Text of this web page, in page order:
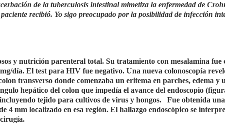
de la tuberculosis intestinal mimetiza la enfermedad de
recibió. Yo sigo preocupado por la posibilidad de infección
y nutrición parenteral total. Su tratamiento con mesalamina fue
día. El test para HIV fue negativo. Una nueva colonoscopía
transverso donde comenzaba un eritema en parches, edema y
hepático del colon que impedía el avance del endoscopio
tejido para cultivos de virus y hongos. Fue obtenida
4 mm localizado en esa región. El hallazgo endoscópico se